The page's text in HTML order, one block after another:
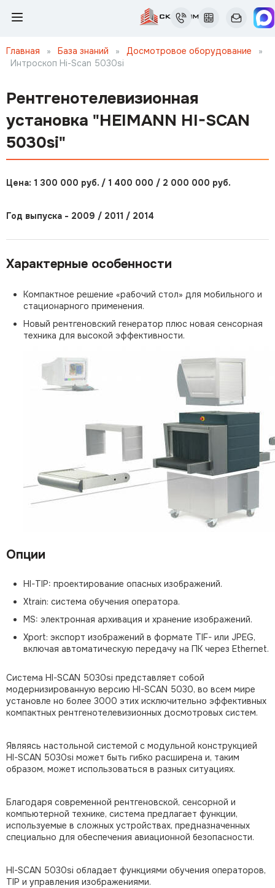
Главная » База знаний » Досмотровое оборудование
»
Интроскоп Нi-Scan 5030si
Рентгенотелевизионная
установка "HEIMANN HI-SCAN
5030si"
Цена: 1 300 000 руб. / 1 400 000 / 2 000 000 руб.
Год выпуска - 2009 / 2011 / 2014
Характерные особенности
Компактное решение «рабочий стол» для мобильного и
стационарного применения.
Новый рентгеновский генератор плюс новая сенсорная
техника для высокой эффективности.
Опции
HI-TIP: проектирование опасных изображений.
Xtrain: система обучения оператора.
MS: электронная архивация и хранение изображений.
Xport: экспорт изображений в формате TIF- или JPEG,
включая автоматическую передачу на ПК через Ethernet.
Система HI-SCAN 5030si представляет собой
модернизированную версию HI-SCAN 5030, во всем мире
установле но более 3000 этих исключительно эффективных
компактных рентгенотелевизионных досмотровых систем.
Являясь настольной системой с модульной конструкцией
HI-SCAN 5030si может быть гибко расширена и, таким
образом, может использоваться в разных ситуациях.
Благодаря современной рентгеновской, сенсорной и
компьютерной технике, система предлагает функции,
используемые в сложных устройствах, предназначенных
специально для обеспечения авиационной безопасности.
HI-SCAN 5030si обладает функциями обучения операторов,
TIP и управления изображениями.